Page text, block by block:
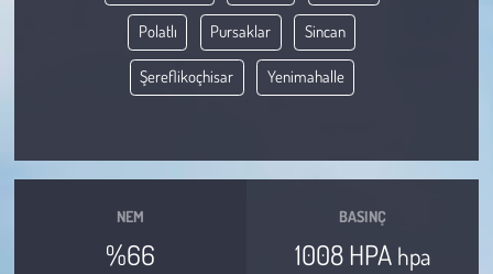
Polatlı Pursaklar Sincan
Şereflikoçhisar Yenimahalle
NEM
%66
BASINÇ
1008 HPA hpa
Tarım
Son Dakika